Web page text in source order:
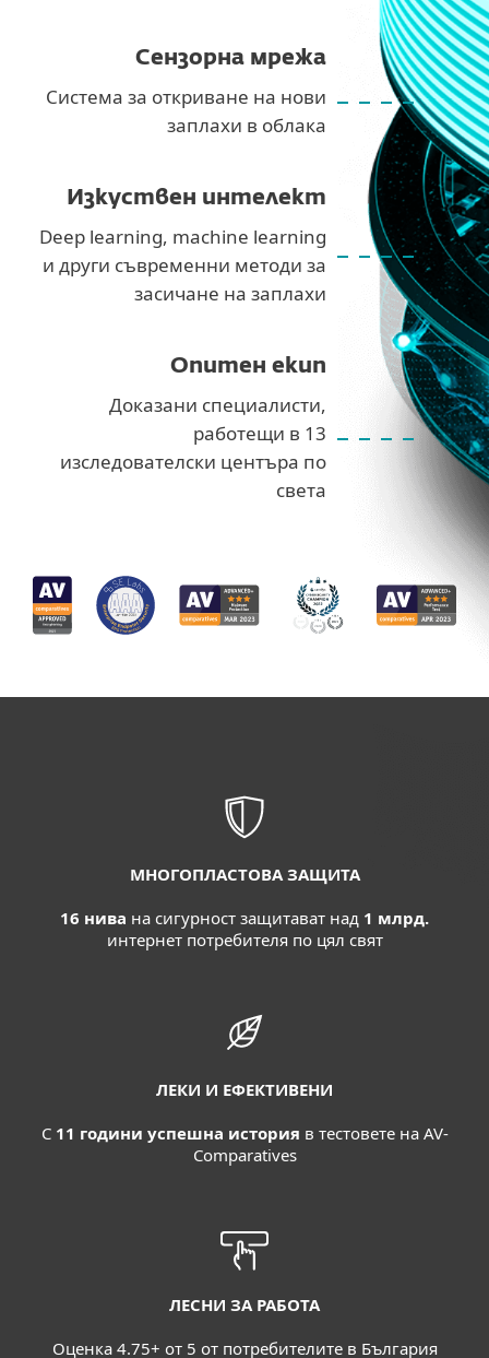
Сензорна мрежа
Система за откриване на нови
заплахи в облака
Изкуствен интелект
Deep learning, machine learning
и други съвременни методи за
засичане на заплахи
Опитен екип
Доказани специалисти,
работещи в 13
изследователски центъра по
света
МНОГОПЛАСТОВА ЗАЩИТА
16 нива на сигурност защитават над 1 млрд.
интернет потребителя по цял свят
ЛЕКИ И ЕФЕКТИВЕНИ
С 11 години успешна история в тестовете на AV-
Comparatives
ЛЕСНИ ЗА РАБОТА
Оценка 4.75+ от 5 от потребителите в България